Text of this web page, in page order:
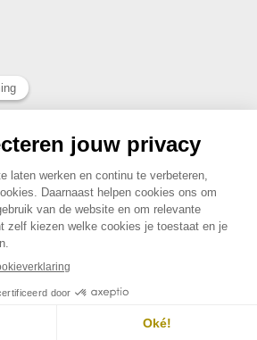
Geheim | Alle rechten voorbehouden |
hosting door Madoo|Sitemap